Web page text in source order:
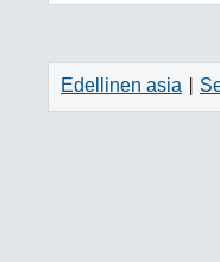
Edellinen asia